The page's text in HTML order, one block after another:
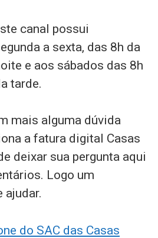
canal possui
a sexta, das 8h da
e aos sábados das 8h
tarde.
mais alguma dúvida
a fatura digital Casas
deixar sua pergunta aqui
Logo um
ajudar.
do SAC das Casas